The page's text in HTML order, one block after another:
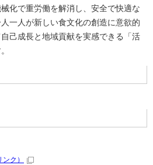
化で重労働を解消し、安全で快適な
一人が新しい食文化の創造に意欲的
己成長と地域貢献を実感できる「活
ンク）